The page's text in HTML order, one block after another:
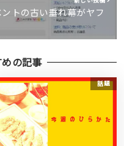
トの古い垂れ幕がヤフ
の記事
話題